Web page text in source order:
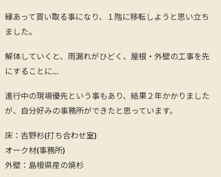
縁あって買い取る事になり、１階に移転しようと思い立ち
ました。
解体していくと、雨漏れがひどく、屋根・外壁の工事を先
にすることに…
進行中の現場優先という事もあり、結果２年かかりました
が、自分好みの事務所ができたと思っています。
床：吉野杉(打ち合わせ室)
オーク材(事務所)
外壁：島根県産の焼杉